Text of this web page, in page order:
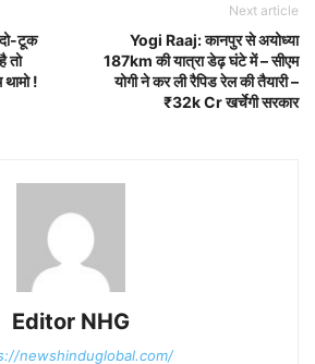
टूक
तो
थामो !
Next article
Yogi Raaj: कानपुर से अयोध्या
187km की यात्रा डेढ़ घंटे में – सीएम
योगी ने कर ली रैपिड रेल की तैयारी –
₹32k Cr खर्चेगी सरकार
Editor NHG
newshinduglobal.com/